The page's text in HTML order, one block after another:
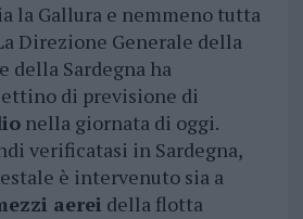
la Gallura e nemmeno tutta
Direzione Generale della
della Sardegna ha
di previsione di
nella giornata di oggi.
verificatasi in Sardegna,
è intervenuto sia a
aerei della flotta